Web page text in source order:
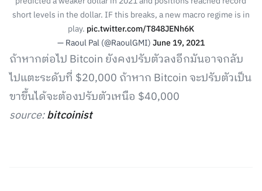
short levels in the dollar. IF this breaks, a new macro regime is in
play. pic.twitter.com/T848JENh6K
— Raoul Pal (@RaoulGMI)June 19, 2021
ถ้าหากต่อไป Bitcoin ยังคงปรับตัวลงอีกมันอาจกลับ
ไปแตะระดับที่ $20,000 ถ้าหาก Bitcoin จะปรับตัวเป็น
ขาขึ้นได้จะต้องปรับตัวเหนือ $40,000
source:bitcoinist